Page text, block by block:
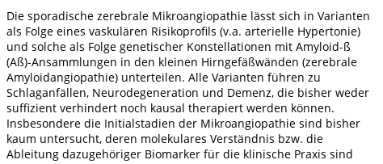
Die sporadische zerebrale Mikroangiopathie lässt sich in Varianten
als Folge eines vaskulären Risikoprofils (v.a. arterielle Hypertonie)
und solche als Folge genetischer Konstellationen mit Amyloid-ß
(Aß)-Ansammlungen in den kleinen Hirngefäßwänden (zerebrale
Amyloidangiopathie) unterteilen. Alle Varianten führen zu
Schlaganfällen, Neurodegeneration und Demenz, die bisher weder
suffizient verhindert noch kausal therapiert werden können.
Insbesondere die Initialstadien der Mikroangiopathie sind bisher
kaum untersucht, deren molekulares Verständnis bzw. die
Ableitung dazugehöriger Biomarker für die klinische Praxis sind